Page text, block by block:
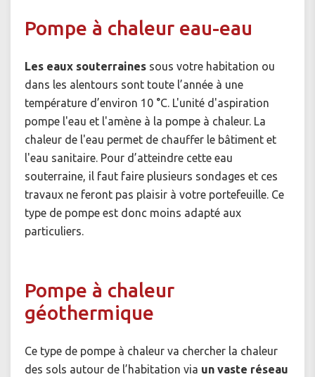
Pompe à chaleur eau-eau
Les eaux souterraines sous votre habitation ou
dans les alentours sont toute l’année à une
température d’environ 10 °C. L'unité d'aspiration
pompe l'eau et l'amène à la pompe à chaleur. La
chaleur de l'eau permet de chauffer le bâtiment et
l'eau sanitaire. Pour d’atteindre cette eau
souterraine, il faut faire plusieurs sondages et ces
travaux ne feront pas plaisir à votre portefeuille. Ce
type de pompe est donc moins adapté aux
particuliers.
Pompe à chaleur
géothermique
Ce type de pompe à chaleur va chercher la chaleur
des sols autour de l’habitation via un vaste réseau